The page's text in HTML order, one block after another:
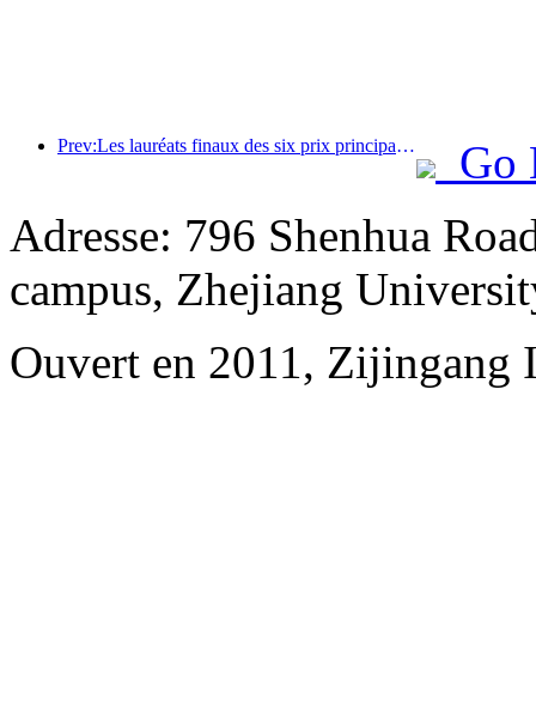
Prev:Les lauréats finaux des six prix principaux ont été annoncés, et plus d'une centaine d'hôtels et d'entreprises reçoivent des prix annuels !
Go
Adresse: 796 Shenhua
campus, Zhejiang
Ouvert en 2011, Zijingang